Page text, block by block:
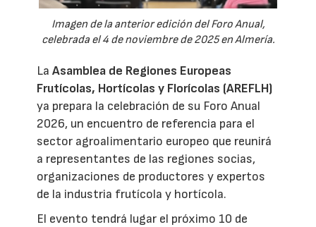
Imagen de la anterior edición del Foro Anual,
celebrada el 4 de noviembre de 2025 en Almería.
LaAsamblea de Regiones Europeas
Frutícolas, Hortícolas y Florícolas (AREFLH)
ya prepara la celebración de su Foro Anual
2026, un encuentro de referencia para el
sector agroalimentario europeo que reunirá
a representantes de las regiones socias,
organizaciones de productores y expertos
de la industria frutícola y hortícola.
El evento tendrá lugar el próximo 10 de